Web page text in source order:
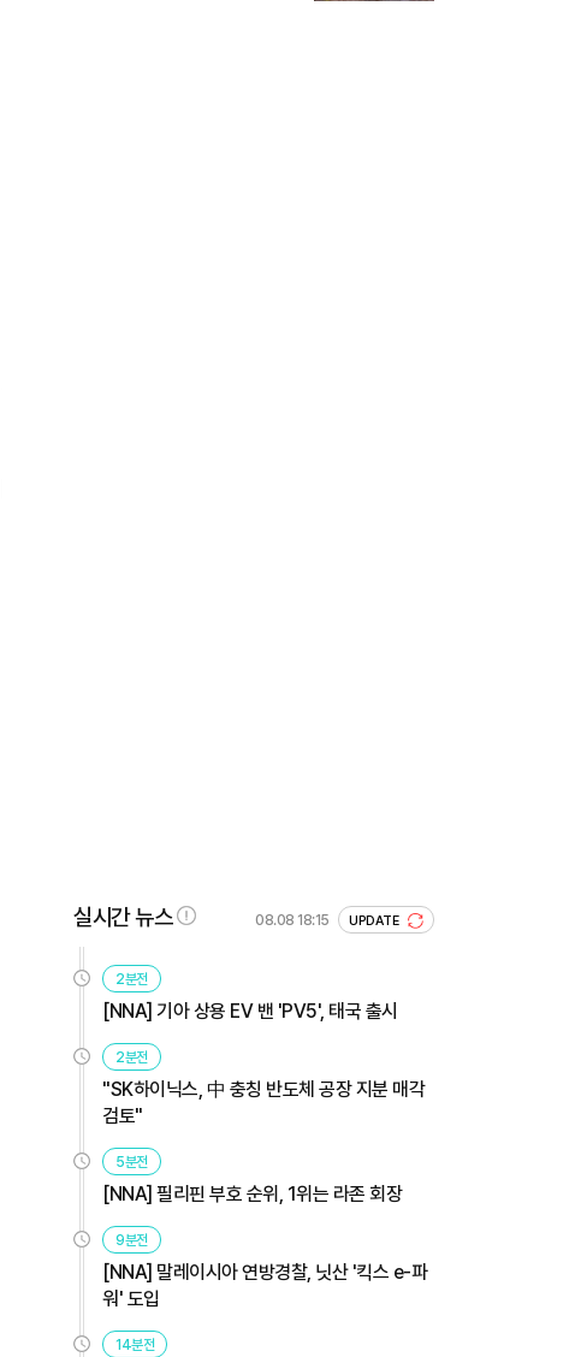
실시간 뉴스 08.08 18:15 UPDATE
2분전
[NNA] 기아 상용 EV 밴 'PV5', 태국 출시
2분전
"SK하이닉스, 中 충칭 반도체 공장 지분 매각
검토"
5분전
[NNA] 필리핀 부호 순위, 1위는 라존 회장
9분전
[NNA] 말레이시아 연방경찰, 닛산 '킥스 e-파
워' 도입
14분전